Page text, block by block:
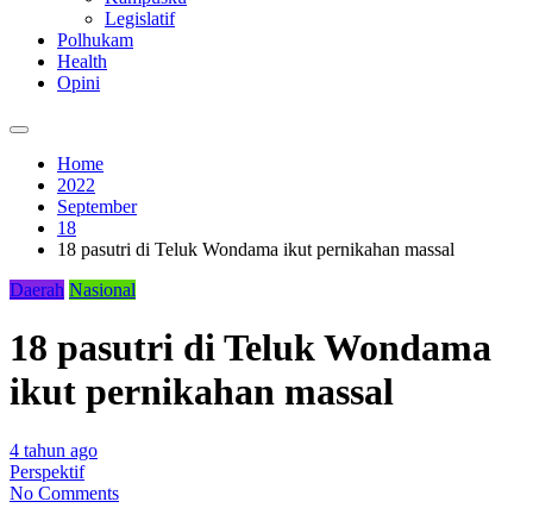
Legislatif
Polhukam
Health
Opini
Home
2022
September
18
18 pasutri di Teluk Wondama ikut pernikahan massal
Daerah Nasional
18 pasutri di Teluk Wondama
ikut pernikahan massal
4 tahun ago
Perspektif
No Comments